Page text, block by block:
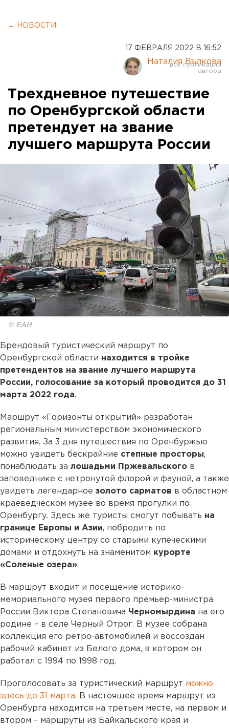
← НОВОСТИ
17 ФЕВРАЛЯ 2022 В 16:52
Наталия Вълкова
Трехдневное путешествие
по Оренбургской области
претендует на звание
лучшего маршрута России
© ЕАН
Брендовый туристический маршрут по
Оренбургской области находится в тройке
претендентов на звание лучшего маршрута
России, голосование за который проводится до 31
марта 2022 года.
Маршрут «Горизонты открытий» разработан
региональным министерством экономического
развития. За 3 дня путешествия по Оренбуржью
можно увидеть бескрайние степные просторы,
понаблюдать за лошадьми Пржевальского в
заповеднике с нетронутой флорой и фауной, а также
увидеть легендарное золото сарматов в областном
краеведческом музее во время прогулки по
Оренбургу. Здесь же туристы смогут побывать на
границе Европы и Азии, побродить по
историческому центру со старыми купеческими
домами и отдохнуть на знаменитом курорте
«Соленые озера».
В маршрут входит и посещение историко-
мемориального музея первого премьер-министра
России Виктора Степановича Черномырдина на его
родине – в селе Черный Отрог. В музее собрана
коллекция его ретро-автомобилей и воссоздан
рабочий кабинет из Белого дома, в котором он
работал с 1994 по 1998 год.
Проголосовать за туристический маршрут можно
здесь до 31 марта. В настоящее время маршрут из
Оренбурга находится на третьем месте, на первом и
втором – маршруты из Байкальского края и